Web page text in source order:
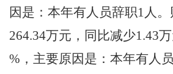
因是： 本年有人员辞职1人
264.34万元， 同比减少1.43
%，主要原因是： 本年有人